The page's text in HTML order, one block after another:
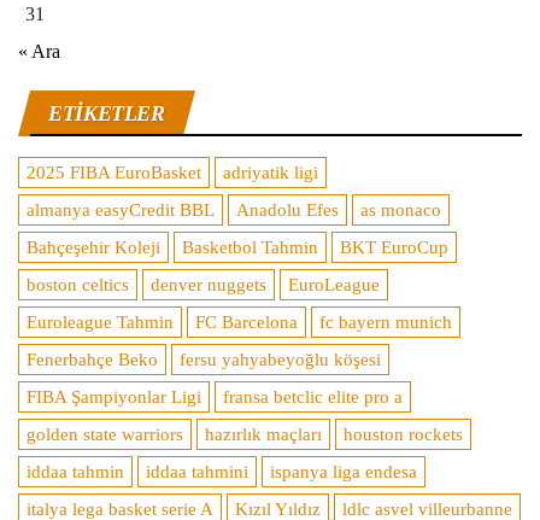
31
« Ara
ETIKETLER
2025 FIBA EuroBasket
adriyatik ligi
almanya easyCredit BBL
Anadolu Efes
as monaco
Bahçeşehir Koleji
Basketbol Tahmin
BKT EuroCup
boston celtics
denver nuggets
EuroLeague
Euroleague Tahmin
FC Barcelona
fc bayern munich
Fenerbahçe Beko
fersu yahyabeyoğlu köşesi
FIBA Şampiyonlar Ligi
fransa betclic elite pro a
golden state warriors
hazırlık maçları
houston rockets
iddaa tahmin
iddaa tahmini
ispanya liga endesa
italya lega basket serie A
Kızıl Yıldız
ldlc asvel villeurbanne